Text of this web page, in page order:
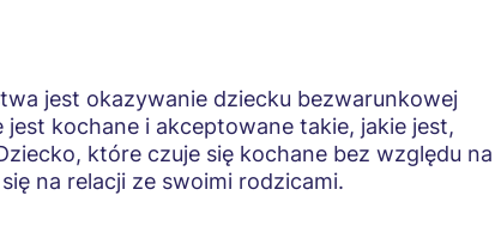
jest okazywanie dziecku bezwarunkowej
kochane i akceptowane takie, jakie jest,
które czuje się kochane bez względu na
na relacji ze swoimi rodzicami.